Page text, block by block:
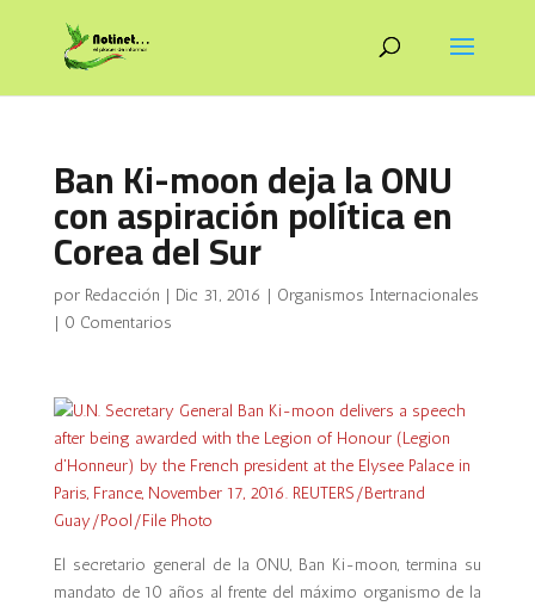
Ban Ki-moon deja la ONU
con aspiración política en
Corea del Sur
por Redacción | Dic 31, 2016 | Organismos Internacionales
| 0 Comentarios
El secretario general de la ONU, Ban Ki-moon, termina su
mandato de 10 años al frente del máximo organismo de la